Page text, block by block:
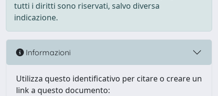
tutti i diritti sono riservati, salvo diversa
indicazione.
Informazioni
Utilizza questo identificativo per citare o creare un
link a questo documento: